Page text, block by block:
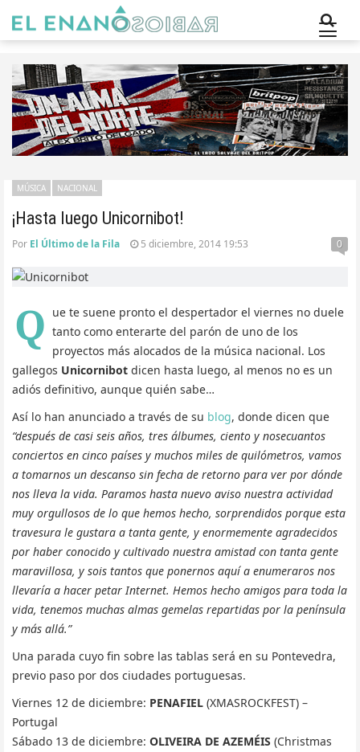
¡Hasta luego Unicornibot!
MÚSICA NACIONAL
Por El Último de la Fila 5 diciembre, 2014 19:53 0
Q ue te suene pronto el despertador el viernes no duele
tanto como enterarte del parón de uno de los
proyectos más alocados de la música nacional. Los
gallegos Unicornibot dicen hasta luego, al menos no es un
adiós definitivo, aunque quién sabe…
Así lo han anunciado a través de su blog, donde dicen que
“después de casi seis años, tres álbumes, ciento y nosecuantos
conciertos en cinco países y muchos miles de quilómetros, vamos
a tomarnos un descanso sin fecha de retorno para ver por dónde
nos lleva la vida. Paramos hasta nuevo aviso nuestra actividad
muy orgullosos de lo que hemos hecho, sorprendidos porque esta
travesura le gustara a tanta gente, y enormemente agradecidos
por haber conocido y cultivado nuestra amistad con tanta gente
maravillosa, y sois tantos que ponernos aquí a enumeraros nos
llevaría a hacer petar Internet. Hemos hecho amigos para toda la
vida, tenemos muchas almas gemelas repartidas por la península
y más allá.”
Una parada cuyo fin sobre las tablas será en su Pontevedra,
previo paso por dos ciudades portuguesas.
Viernes 12 de diciembre: PENAFIEL (XMASROCKFEST) –
Portugal
Sábado 13 de diciembre: OLIVEIRA DE AZEMÉIS (Christmas